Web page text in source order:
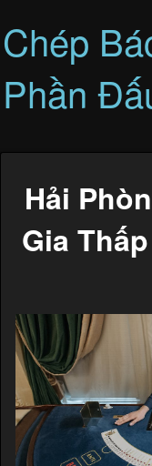
Chép
Phần
Hải
Gia